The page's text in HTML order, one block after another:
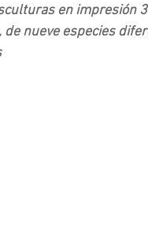
en impresión
de nueve especies